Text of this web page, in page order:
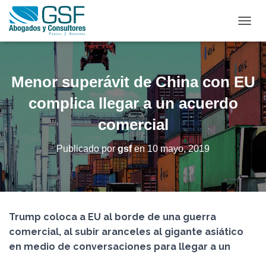
A
B
I
A
D
N
Menor superávit de China con EU
complica llegar a un acuerdo
comercial
Publicado porgsfen10 mayo, 2019
Trump coloca a EU al borde de una guerra
comercial, al subir aranceles al gigante asiático
en medio de conversaciones para llegar a un